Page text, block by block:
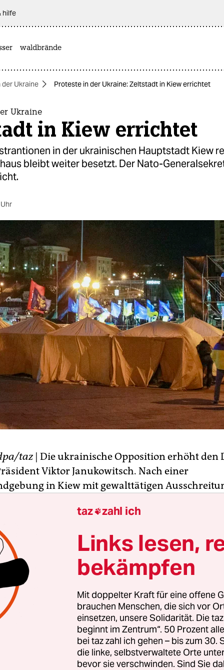
hilfe
waldbrände
der Ukraine Proteste in der Ukraine: Zeltstadt in Kiew errichtet
Ukraine
in Kiew errichtet
in der ukrainischen Hauptstadt Kiew
bleibt weiter besetzt. Der Nato-
taz | Die ukrainische Opposition erhöht den
Viktor Janukowitsch. Nach einer
in Kiew mit gewalttätigen
Unabhängigkeitsplatz im Zentrum der
hielten am Montag weiter die
und das Rathaus besetzt. Die Polizei
auf, die Gebäude unverzüglich zu
sprachen von deutlich weniger Demonstranten
taz zahl ich
Links lesen,
bekämpfen
Mit doppelter Kraft für eine offene
brauchen Menschen, die sich vor
einsetzen, unsere Solidarität. Die
beginnt im Zentrum“. 50 Prozent
bei taz zahl ich gehen – bis zum
die linke, selbstverwaltete Orte
bevor sie verschwinden. Sind Sie